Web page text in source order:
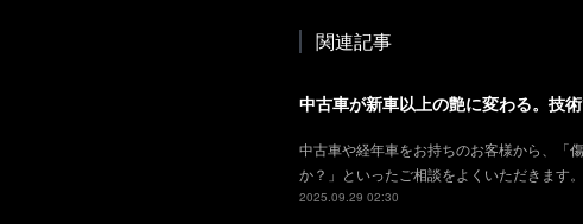
関連記事
中古車が新車以上の艶に変わる。技
中古車や経年車をお持ちのお客様から、「
か？」といったご相談をよくいただきます
2025.09.29 02:30